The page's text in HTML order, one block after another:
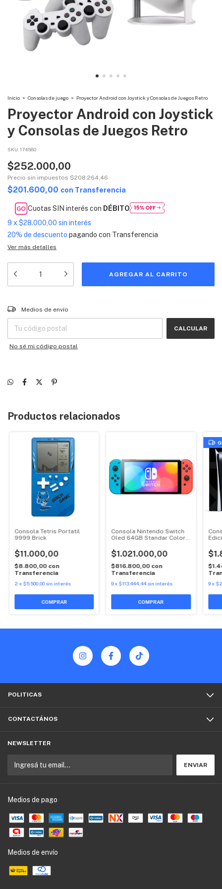
Inicio > Consolas de juego > Proyector Android con Joystick y Consolas de Juegos Retro
Proyector Android con Joystick
y Consolas de Juegos Retro
SKU: 174580
$252.000,00
Precio sin impuestos $208.264,46
$201.600,00 con Transferencia
Cuotas SIN interés con DÉBITO
9 x $28.000,00 sin interés
20% de descuento pagando con Transferencia
Ver más detalles
Entregas para el CP:
Medios de envío
CALCULAR
No sé mi código postal
Productos relacionados
Consola Tetris Portatil
9999 Brick
$11.000,00
$8.800,00 con
Transferencia
2x $5.500,00 sin interés
COMPRAR
Consola Nintendo Switch
Oled 64GB Standar Color
$1.021.000,00
$816.800,00 con
Transferencia
9x $113.444,44 sin interés 9x
POLITICAS
CONTACTÁNOS
NEWSLETTER
Medios de pago
Medios de envío